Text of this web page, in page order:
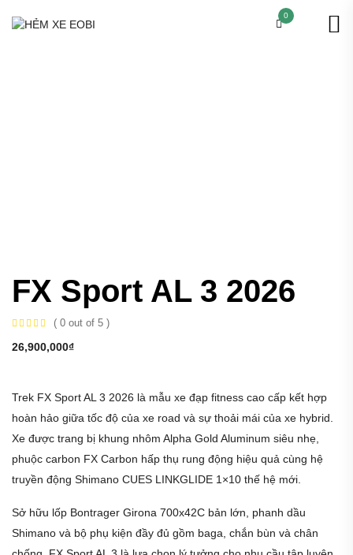
0
FX Sport AL 3 2026
( 0 out of 5 )
26,900,000₫
Trek FX Sport AL 3 2026 là mẫu xe đạp fitness cao cấp kết hợp
hoàn hảo giữa tốc độ của xe road và sự thoải mái của xe hybrid.
Xe được trang bị khung nhôm Alpha Gold Aluminum siêu nhẹ,
phuộc carbon FX Carbon hấp thụ rung động hiệu quả cùng hệ
truyền động Shimano CUES LINKGLIDE 1×10 thế hệ mới.
Sở hữu lốp Bontrager Girona 700x42C bản lớn, phanh dầu
Shimano và bộ phụ kiện đầy đủ gồm baga, chắn bùn và chân